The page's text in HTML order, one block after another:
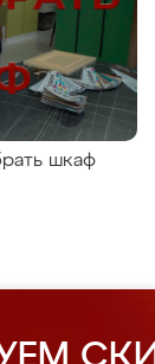
шкаф